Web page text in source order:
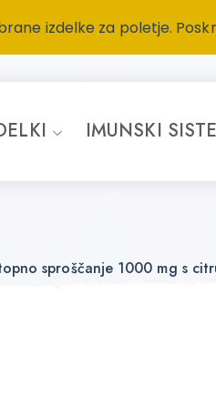
IMUNSKI
sproščanje 1000 mg s
izdelke za poletje.